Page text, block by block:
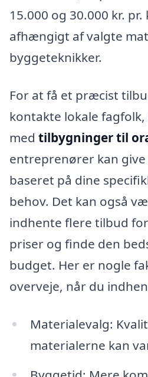
15.000 og 30.000 kr.
afhængigt af valgte
byggeteknikker.
For at få et præcist
kontakte lokale
med tilbygninger til
entreprenører kan
baseret på dine
behov. Det kan også
indhente flere tilbud
priser og finde den
budget. Her er nogle
overveje, når du
Materialevalg:
materialerne kan